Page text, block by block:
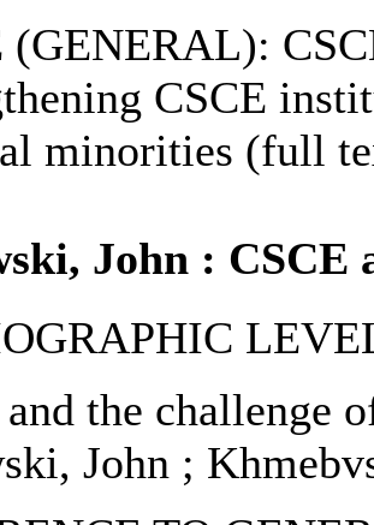
(GENERAL):
CSCE
minorities (full
John : CSCE
the challenge
John ;